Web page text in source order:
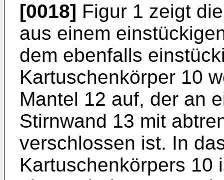
[0018] Figur 1 zeigt
aus einem
dem ebenfalls
Kartuschenkörper 10
Mantel 12 auf, der an
Stirnwand 13 mit
verschlossen ist. In
Kartuschenkörpers 10